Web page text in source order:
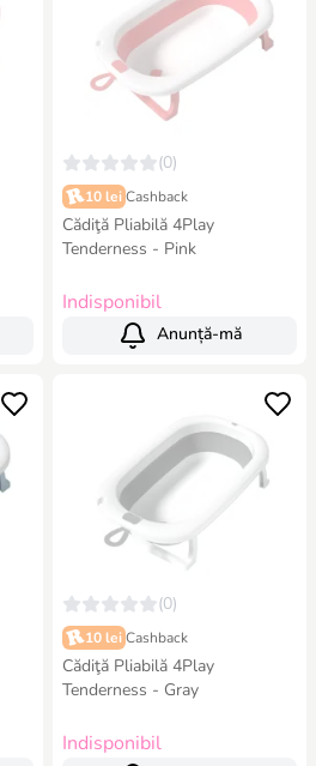
(0)
10 lei Cashback
Cădiţă Pliabilă 4Play
Tenderness - Pink
Indisponibil
Anunță-mă
(0)
10 lei Cashback
Cădiţă Pliabilă 4Play
Tenderness - Gray
Indisponibil